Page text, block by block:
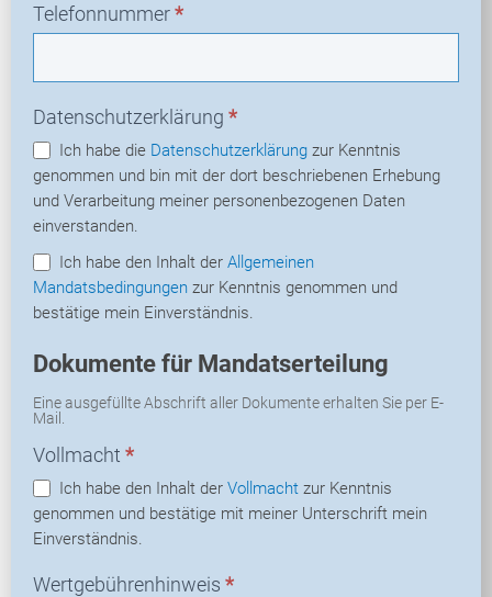
Telefonnummer*
Datenschutzerklärung *
Ich habe die Datenschutzerklärung zur Kenntnis
genommen und bin mit der dort beschriebenen Erhebung
und Verarbeitung meiner personenbezogenen Daten
einverstanden.
Ich habe den Inhalt der Allgemeinen
Mandatsbedingungen
bestätige mein Einverständnis.
Dokumente für Mandatserteilung
Eine ausgefüllte Abschrift aller Dokumente erhalten Sie per E-
Mail.
Vollmacht *
Ich habe den Inhalt der Vollmacht zur Kenntnis
genommen und bestätige mit meiner Unterschrift mein
Einverständnis.
Wertgebührenhinweis *